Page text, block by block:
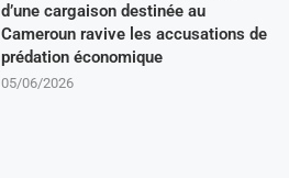
d’une cargaison destinée au
Cameroun ravive les accusations de
prédation économique
05/06/2026